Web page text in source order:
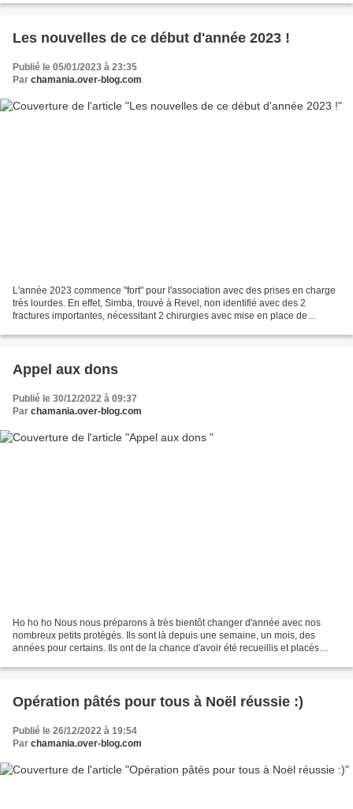
Les nouvelles de ce début d'année 2023 !
Publié le 05/01/2023 à 23:35
Par chamania.over-blog.com
L'année 2023 commence "fort" pour l'association avec des prises en charge
très lourdes. En effet, Simba, trouvé à Revel, non identifié avec des 2
fractures importantes, nécessitant 2 chirurgies avec mise en place de
Appel aux dons
Publié le 30/12/2022 à 09:37
Par chamania.over-blog.com
Ho ho ho Nous nous préparons à très bientôt changer d'année avec nos
nombreux petits protégés. Ils sont là depuis une semaine, un mois, des
années pour certains. Ils ont de la chance d'avoir été recueillis et placés
Opération pâtés pour tous à Noël réussie :)
Publié le 26/12/2022 à 19:54
Par chamania.over-blog.com